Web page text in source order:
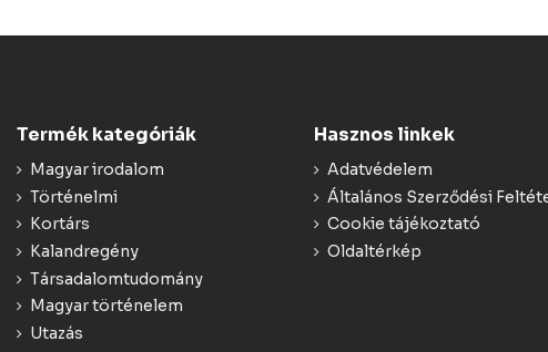
Termék kategóriák
Magyar irodalom
Történelmi
Kortárs
Kalandregény
Társadalomtudomány
Magyar történelem
Utazás
Hasznos linkek
Adatvédelem
Általános Szerződési
Cookie tájékoztató
Oldaltérkép